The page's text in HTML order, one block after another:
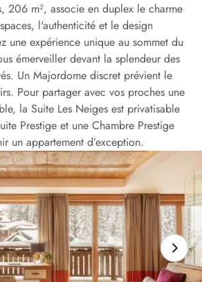
206 m², associe en duplex le charme
l'authenticité et le design
une expérience unique au sommet du
émerveiller devant la splendeur des
Un Majordome discret prévient le
Pour partager avec vos proches une
la Suite Les Neiges est privatisable
Prestige et une Chambre Prestige
un appartement d’exception.